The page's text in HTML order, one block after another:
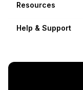
Resources
Help & Support